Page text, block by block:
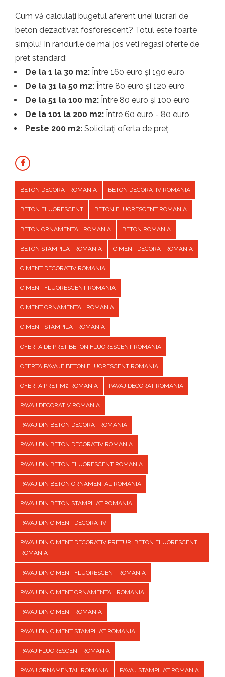
Cum vă calculați bugetul aferent unei lucrari de
beton dezactivat fosforescent? Totul este foarte
simplu! In randurile de mai jos veti regasi oferte de
pret standard:
De la 1 la 30 m2: Între 160 euro și 190 euro
De la 31 la 50 m2: Între 80 euro și 120 euro
De la 51 la 100 m2: Între 80 euro și 100 euro
De la 101 la 200 m2: Între 60 euro - 80 euro
Peste 200 m2: Solicitați oferta de preț
BETON DECORAT ROMANIA BETON DECORATIV ROMANIA
BETON FLUORESCENT BETON FLUORESCENT ROMANIA
BETON ORNAMENTAL ROMANIA BETON ROMANIA
BETON STAMPILAT ROMANIA CIMENT DECORAT ROMANIA
CIMENT DECORATIV ROMANIA
CIMENT FLUORESCENT ROMANIA
CIMENT ORNAMENTAL ROMANIA
CIMENT STAMPILAT ROMANIA
OFERTA DE PRET BETON FLUORESCENT ROMANIA
OFERTA PAVAJE BETON FLUORESCENT ROMANIA
OFERTA PRET M2 ROMANIA PAVAJ DECORAT ROMANIA
PAVAJ DECORATIV ROMANIA
PAVAJ DIN BETON DECORAT ROMANIA
PAVAJ DIN BETON DECORATIV ROMANIA
PAVAJ DIN BETON FLUORESCENT ROMANIA
PAVAJ DIN BETON ORNAMENTAL ROMANIA
PAVAJ DIN BETON STAMPILAT ROMANIA
PAVAJ DIN CIMENT DECORATIV
PAVAJ DIN CIMENT DECORATIV PRETURI BETON FLUORESCENT
ROMANIA
PAVAJ DIN CIMENT FLUORESCENT ROMANIA
PAVAJ DIN CIMENT ORNAMENTAL ROMANIA
PAVAJ DIN CIMENT ROMANIA
PAVAJ DIN CIMENT STAMPILAT ROMANIA
PAVAJ FLUORESCENT ROMANIA
PAVAJ ORNAMENTAL ROMANIA PAVAJ STAMPILAT ROMANIA